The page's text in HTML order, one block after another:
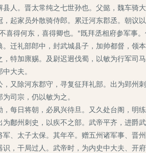
。晋太常纯之七世孙也。父懿，魏车骑
起家员外散骑侍郎。累迁河东郡丞。朝
喜得何东，喜得卿也。"既拜丞相府参军事
迁礼部郎中，封武城县子，加帅都督，领
特加廪赐。及尉迟迥伐蜀，以敏为行军司
大夫。
除河东郡守，寻复征拜礼部。出为郢州
司宗，仍以敏为之。
日将朝，必夙兴待旦。又久处台阁，明
鄜州刺史，以疾不之部。武帝平齐，进
太子太保。其年卒。赠五州诸军事、晋
干局过人。武帝时，为内史中大夫、开